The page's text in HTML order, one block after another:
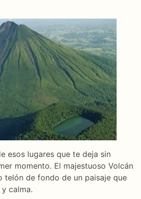
esos lugares que te deja sin
momento. El majestuoso Volcán
telón de fondo de un paisaje que
calma.